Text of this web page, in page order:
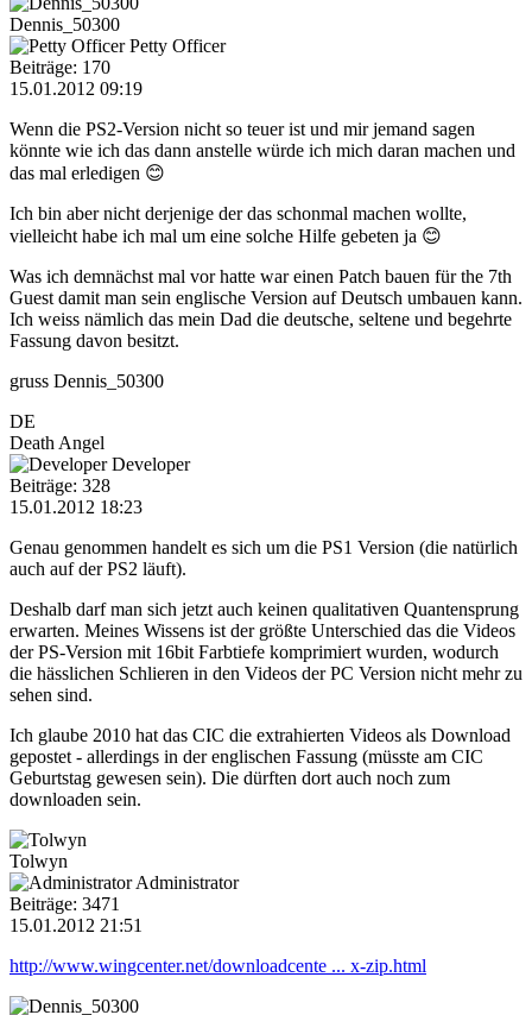
Dennis_50300
Petty Officer
Beiträge: 170
15.01.2012 09:19
Wenn die PS2-Version nicht so teuer ist und mir jemand sagen
könnte wie ich das dann anstelle würde ich mich daran machen und
das mal erledigen 😊
Ich bin aber nicht derjenige der das schonmal machen wollte,
vielleicht habe ich mal um eine solche Hilfe gebeten ja 😊
Was ich demnächst mal vor hatte war einen Patch bauen für the 7th
Guest damit man sein englische Version auf Deutsch umbauen kann.
Ich weiss nämlich das mein Dad die deutsche, seltene und begehrte
Fassung davon besitzt.
gruss Dennis_50300
DE
Death Angel
Developer
Beiträge: 328
15.01.2012 18:23
Genau genommen handelt es sich um die PS1 Version (die natürlich
auch auf der PS2 läuft).
Deshalb darf man sich jetzt auch keinen qualitativen Quantensprung
erwarten. Meines Wissens ist der größte Unterschied das die Videos
der PS-Version mit 16bit Farbtiefe komprimiert wurden, wodurch
die hässlichen Schlieren in den Videos der PC Version nicht mehr zu
sehen sind.
Ich glaube 2010 hat das CIC die extrahierten Videos als Download
gepostet - allerdings in der englischen Fassung (müsste am CIC
Geburtstag gewesen sein). Die dürften dort auch noch zum
downloaden sein.
Tolwyn
Administrator
Beiträge: 3471
15.01.2012 21:51
http://www.wingcenter.net/downloadcente ... x-zip.html